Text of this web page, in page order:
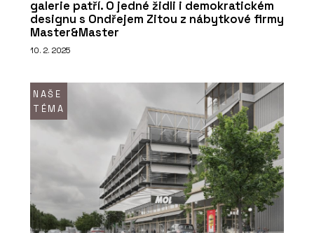
galerie patří. O jedné židli i demokratickém
designu s Ondřejem Zitou z nábytkové firmy
Master&Master
10. 2. 2025
NAŠE
TÉMA